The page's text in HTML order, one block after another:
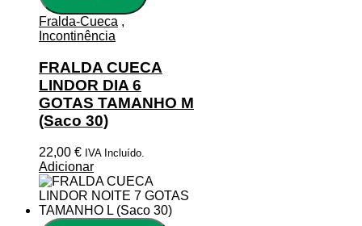
Fralda-Cueca ,
Incontinência
FRALDA CUECA
LINDOR DIA 6
GOTAS TAMANHO M
(Saco 30)
22,00 € IVA Incluído.
Adicionar